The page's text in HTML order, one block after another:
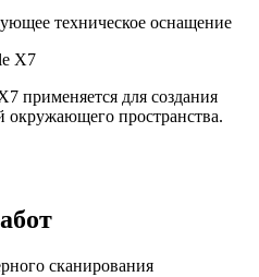
техническое оснащение
применяется для создания
пространства.
сканирования